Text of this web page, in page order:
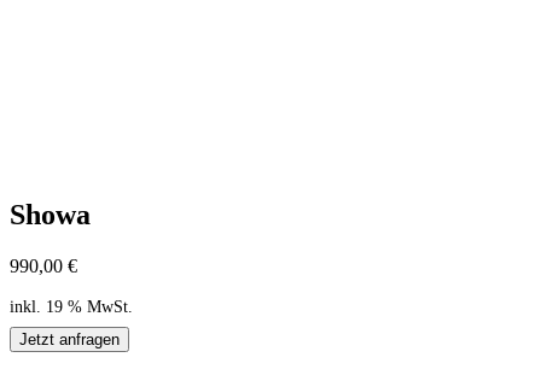
Showa
990,00 €
inkl. 19 % MwSt.
Jetzt anfragen